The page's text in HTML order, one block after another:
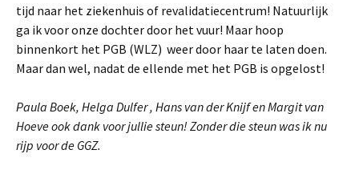
tijd naar het ziekenhuis of revalidatiecentrum! Natuurlijk
ga ik voor onze dochter door het vuur! Maar hoop
binnenkort het PGB (WLZ) weer door haar te laten doen.
Maar dan wel, nadat de ellende met het PGB is opgelost!
Paula Boek, Helga Dulfer , Hans van der Knijf en Margit van
Hoeve ook dank voor jullie steun! Zonder die steun was ik nu
rijp voor de GGZ.